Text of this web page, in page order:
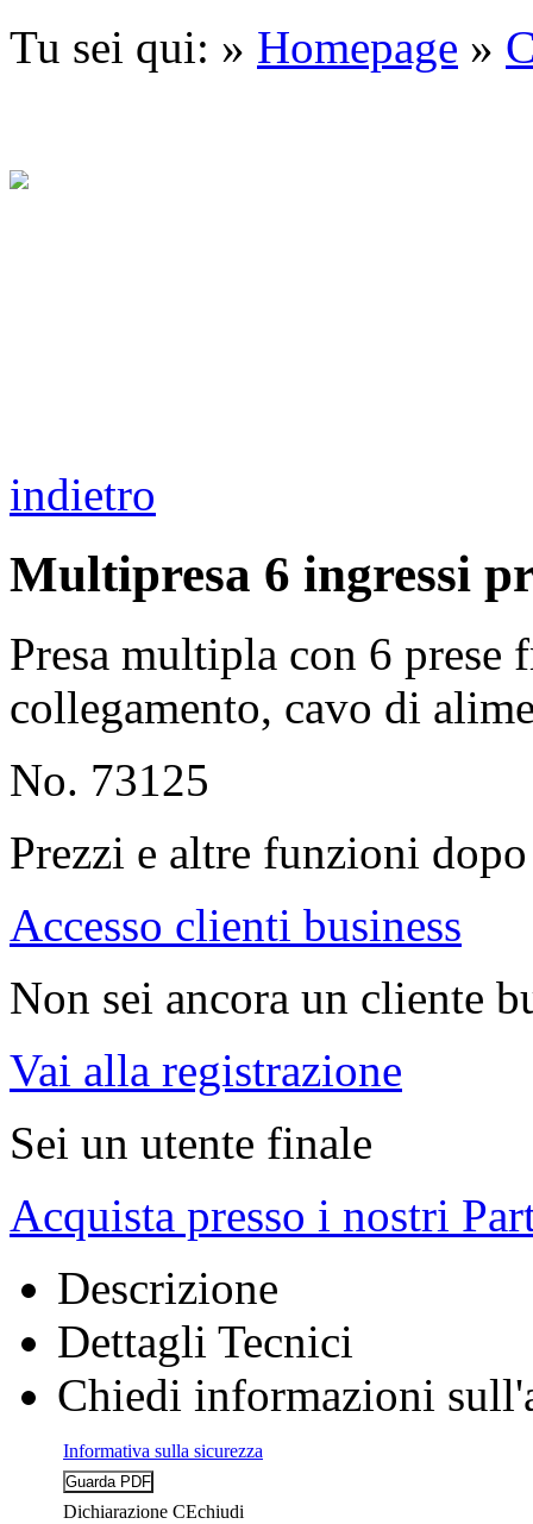
Tu sei qui: » Homepage »
indietro
Multipresa 6 ingressi
Presa multipla con 6 prese
collegamento, cavo di
No. 73125
Prezzi e altre funzioni
Accesso clienti business
Non sei ancora un cliente
Vai alla registrazione
Sei un utente finale
Acquista presso i nostri
Descrizione
Dettagli Tecnici
Chiedi informazioni
Informativa sulla sicurezza
Dichiarazione CEchiudi